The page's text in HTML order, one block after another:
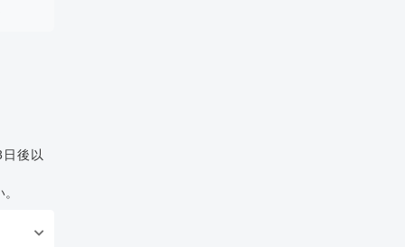
後以